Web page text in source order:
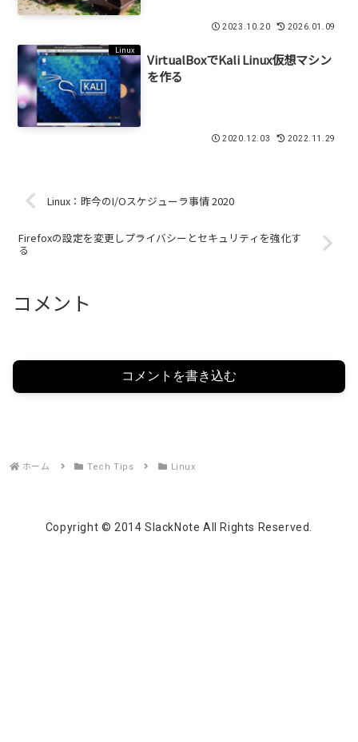
2023.10.20 2026.01.09
Linux
VirtualBoxでKali Linux仮想マシン
を作る
2020.12.03 2022.11.29
Linux：昨今のI/Oスケジューラ事情 2020
Firefoxの設定を変更しプライバシーとセキュリティを強化す
る
コメント
コメントを書き込む
ホーム Tech Tips Linux
Copyright © 2014 SlackNote All Rights Reserved.